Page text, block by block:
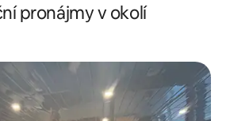
pronájmy v okolí